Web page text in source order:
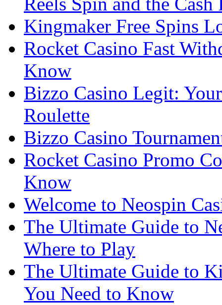
Kingmaker Free Spins
Rocket Casino Fast
Know
Bizzo Casino Legit:
Roulette
Bizzo Casino
Rocket Casino Promo
Know
Welcome to Neospin
The Ultimate Guide to
Where to Play
The Ultimate Guide to
You Need to Know